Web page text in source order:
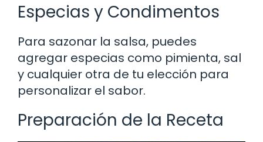
Especias y Condimentos
Para sazonar la salsa, puedes
agregar especias como pimienta, sal
y cualquier otra de tu elección para
personalizar el sabor.
Preparación de la Receta